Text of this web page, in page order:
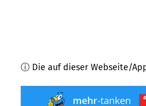
ⓘ Die auf dieser Webseite/